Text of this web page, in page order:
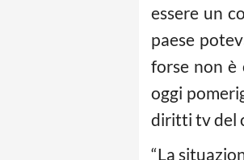
essere un
paese
forse non è
oggi
diritti tv del
“La